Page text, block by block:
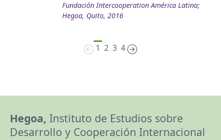
Fundación Intercooperation América Latina;
Hegoa, Quito, 2016
1 2 3 4
Hegoa, Instituto de Estudios sobre
Desarrollo y Cooperación Internacional